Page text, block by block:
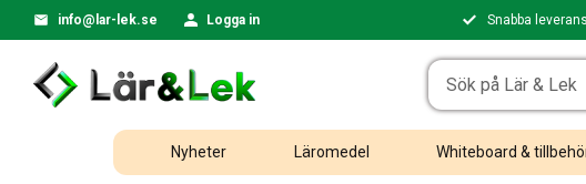
info@lar-lek.se Logga in Snabba
Nyheter Läromedel Whiteboard &